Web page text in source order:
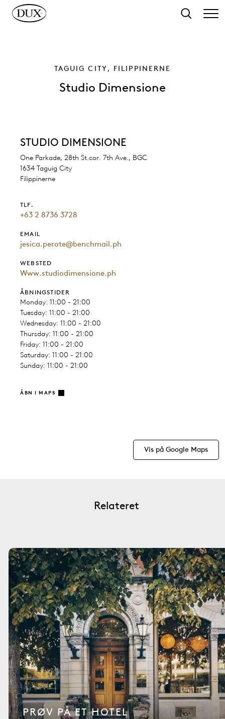
Søg
TAGUIG CITY, FILIPPINERNE
Studio Dimensione
STUDIO DIMENSIONE
One Parkade, 28th St.cor. 7th Ave., BGC
1634 Taguig City
Filippinerne
TLF.
+63 2 8736 3728
EMAIL
jesica.perote@benchmail.ph
WEBSTED
Www.studiodimensione.ph
ÅBNINGSTIDER
Monday: 11:00 - 21:00
Tuesday: 11:00 - 21:00
Wednesday: 11:00 - 21:00
Thursday: 11:00 - 21:00
Friday: 11:00 - 21:00
Saturday: 11:00 - 21:00
Sunday: 11:00 - 21:00
ÅBN I MAPS
Vis på Google Maps
Relateret
PRØV PÅ ET HOTEL